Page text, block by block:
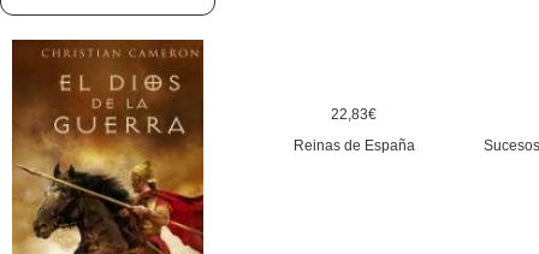
22,83€
Reinas de España